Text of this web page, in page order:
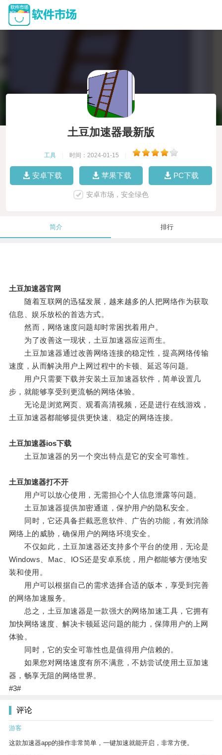
土豆加速器最新版
工具 时间：2024-01-15
安卓下载 苹果下载 PC下载
安卓市场，安全绿色
简介 排行
土豆加速器官网
随着互联网的迅猛发展，越来越多的人把网络作为获取
信息、娱乐放松的首选方式。
然而，网络速度问题却时常困扰着用户。
为了改善这一现状，土豆加速器应运而生。
土豆加速器通过改善网络连接的稳定性，提高网络传输
速度，从而解决用户上网过程中的卡顿、延迟等问题。
用户只需要下载并安装土豆加速器软件，简单设置几
步，就能够享受到更流畅的网络体验。
无论是浏览网页、观看高清视频，还是进行在线游戏，
土豆加速器都能够提供更快速、稳定的网络连接。
土豆加速器ios下载
土豆加速器的另一个突出特点是它的安全可靠性。
土豆加速器打不开
用户可以放心使用，无需担心个人信息泄露等问题。
土豆加速器提供加密通道，保护用户的隐私安全。
同时，它还具备拦截恶意软件、广告的功能，有效消除
网络上的威胁，确保用户的网络环境安全。
不仅如此，土豆加速器还支持多个平台的使用，无论是
Windows、Mac、IOS还是安卓系统，用户都能够方便地安
装和使用。
用户可以根据自己的需求选择合适的版本，享受到完善
的网络加速服务。
总之，土豆加速器是一款强大的网络加速工具，它拥有
加快网络速度、解决卡顿延迟问题的能力，保障用户的上网
体验。
同时，它的安全可靠性也是值得用户信赖的。
如果您对网络速度有所不满意，不妨尝试使用土豆加速
器，畅享无阻的网络世界。
#3#
评论
游客
这款加速器app的操作非常简单，一键加速就能开启，非常方便。